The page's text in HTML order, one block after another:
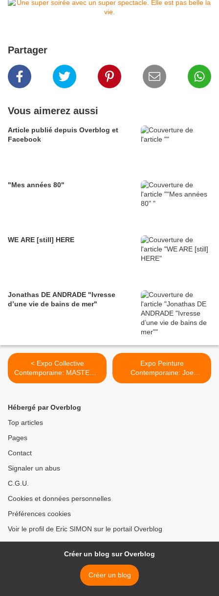
Partager
Vous aimerez aussi
Article publié depuis Overblog et
Facebook
"Mes années 80"
WE ARE [still] HERE
Jonathas DE ANDRADE "Ivresse
d’une vie de bains de mer"
< Expo Collective
Contemporaine: MASTERS:
Urban & Street Art
Expo Peinture
Contemporaine: Joe
REIHSEN "Being The
Hébergé par Overblog
Top articles
Pages
Contact
Signaler un abus
C.G.U.
Cookies et données personnelles
Préférences cookies
Voir le profil de Eric SIMON sur le portail Overblog
Créer un blog sur Overblog
Créer un blog